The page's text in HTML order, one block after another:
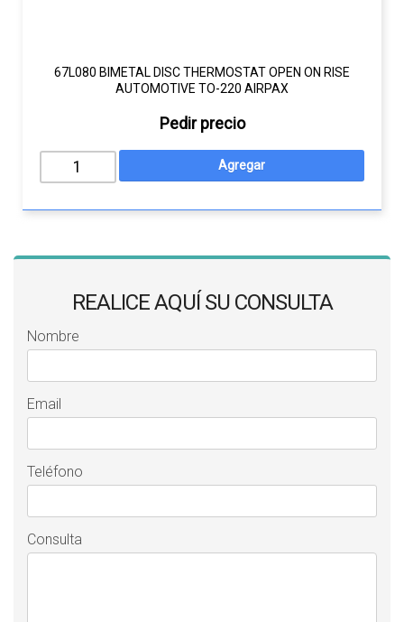
67L080 BIMETAL DISC THERMOSTAT OPEN ON RISE
AUTOMOTIVE TO-220 AIRPAX
Pedir precio
REALICE AQUÍ SU CONSULTA
Nombre
Email
Teléfono
Consulta